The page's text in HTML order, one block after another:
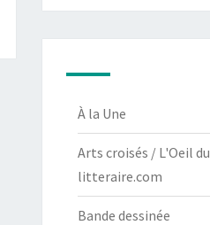
À la Une
Arts croisés / L'Oeil du
litteraire.com
Bande dessinée